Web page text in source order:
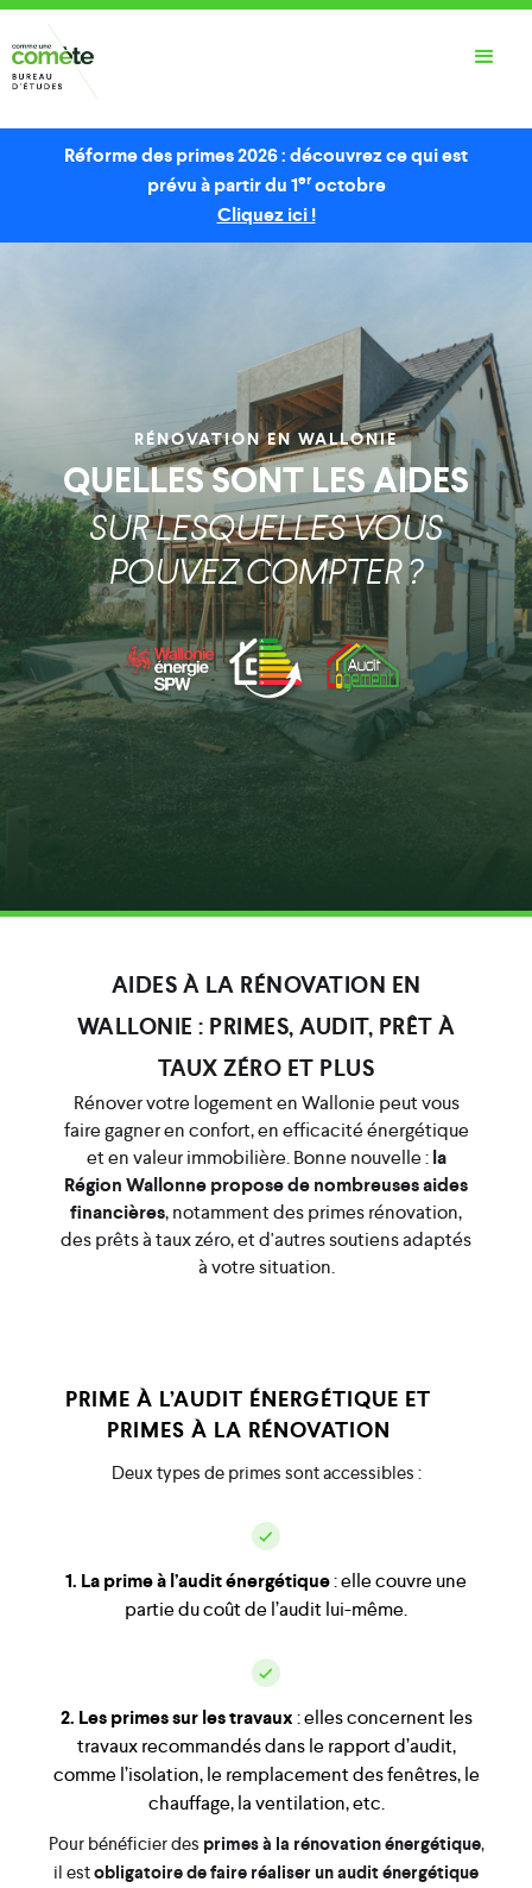
Réforme des primes 2026 : découvrez ce qui est
prévu à partir du 1eroctobre
Cliquez ici !
RÉNOVATION EN WALLONIE
QUELLES SONT LES AIDES
SUR LESQUELLES VOUS
POUVEZ COMPTER ?
AIDES À LA RÉNOVATION EN
WALLONIE : PRIMES, AUDIT, PRÊT À
TAUX ZÉRO ET PLUS
Rénover votre logement en Wallonie peut vous
faire gagner en confort, en efficacité énergétique
et en valeur immobilière. Bonne nouvelle :la
Région Wallonne propose de nombreuses aides
financières, notamment des primes rénovation,
des prêts à taux zéro, et d'autres soutiens adaptés
à votre situation.
PRIME À L’AUDIT ÉNERGÉTIQUE ET
PRIMES À LA RÉNOVATION
Deux types de primes sont accessibles :
1. La prime à l’audit énergétique: elle couvre une
partie du coût de l’audit lui-même.
2. Les primes sur les travaux: elles concernent les
travaux recommandés dans le rapport d’audit,
comme l’isolation, le remplacement des fenêtres, le
chauffage, la ventilation, etc.
Pour bénéficier des primes à la rénovation énergétique,
il estobligatoire de faire réaliser un audit énergétique